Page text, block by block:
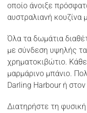
οποίο άνοιξε
αυστραλιανή κουζίνα
Όλα τα δωμάτια
με σύνδεση υψηλής
χρηματοκιβώτιο.
μαρμάρινο μπάνιο.
Darling Harbour ή
Διατηρήστε τη